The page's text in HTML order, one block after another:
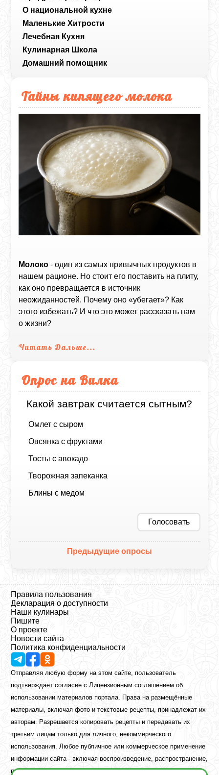
О национальной кухне
Маленькие Хитрости
Лечебная Кухня
Кулинарная Школа
Домашний помощник
Тайны кипящего молока
Молоко - один из самых привычных продуктов в
нашем рационе. Но стоит его поставить на плиту,
как оно превращается в источник
неожиданностей. Почему оно «убегает»? Как
этого избежать? И что это может рассказать нам
о жизни?
Читать Дальше...
Опрос на Вилка
Какой завтрак считается сытным?
Омлет с сыром
Овсянка с фруктами
Тосты с авокадо
Творожная запеканка
Блины с медом
Голосовать
Предыдущие опросы
Правила пользования
Декларация о доступности
Наши кулинары
Пишите
О проекте
Новости сайта
Политика конфиденциальности
Отправляя любую форму на этом сайте, пользователь
подтверждает согласие сЛицензионным соглашениемоб
использовании материалов портала. Права на размещённые
материалы, включая фото и текстовые рецепты, принадлежат их
авторам. Разрешается копировать рецепты и передавать их
третьим лицам только для личного, некоммерческого
использования. Любое публичное или коммерческое применение
информации сайта - включая воспроизведение, распространение,
публикацию или обработку - возможно лишь при наличии